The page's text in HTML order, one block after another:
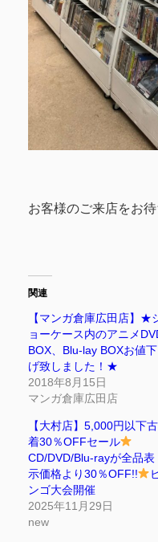
お客様のご来店をお
関連
【マンガ倉庫広田店】★
ョーケース内のアニメ
BOX、Blu-lay BOXお値下
げ致しました！★
2018年8月15日
マンガ倉庫広田店
【大村店】5,000円以下古
着30％OFFセール
CD/DVD/Blu-rayが全品表
示価格より30％OFF!!
ンゴ大会開催
2025年11月29日
new